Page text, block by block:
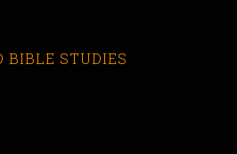
BIBLE STUDIES